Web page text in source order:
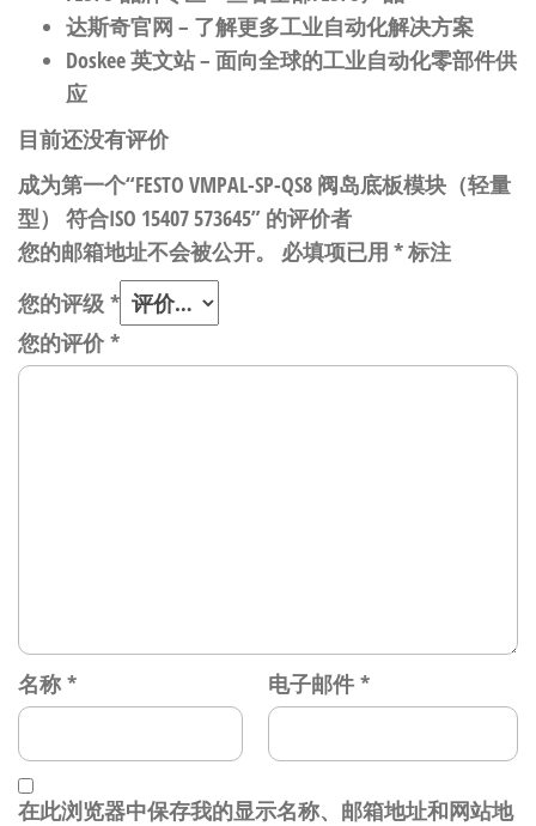
达斯奇官网 – 了解更多工业自动化解决方案
Doskee 英文站– 面向全球的工业自动化零部件供
应
目前还没有评价
成为第一个“FESTO VMPAL-SP-QS8 阀岛底板模块（轻量
型） 符合ISO 15407 573645” 的评价者
您的邮箱地址不会被公开。
必填项已用 *标注
您的评级 *
您的评价*
名称 * 电子邮件 *
在此浏览器中保存我的显示名称、邮箱地址和网站地